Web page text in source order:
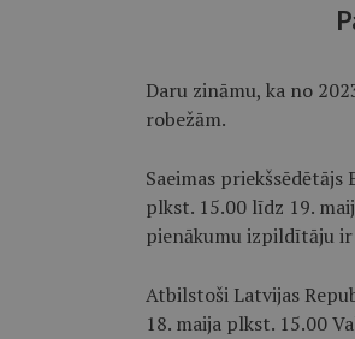
Daru zināmu, ka no
robežām.
Saeimas
plkst. 15.00 līdz 19.
pienākumu izpildītāju ir
Atbilstoši Latvijas
18. maija plkst. 15.00